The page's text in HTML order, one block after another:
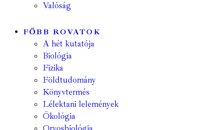
Valóság
FŐBB ROVATOK
A hét kutatója
Biológia
Fizika
Földtudomány
Könyvtermés
Lélektani lelemények
Ökológia